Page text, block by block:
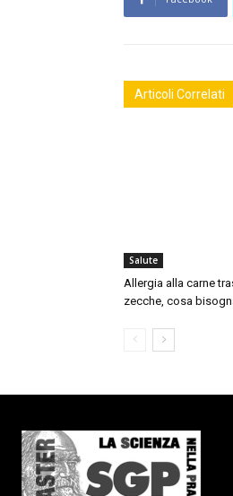
Articoli Correlati
Salute
Allergia alla carne
zecche, cosa